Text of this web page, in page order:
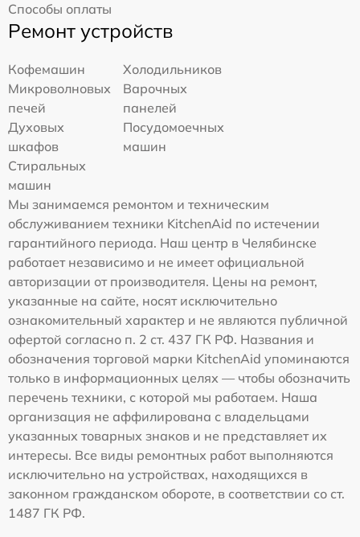
Способы оплаты
Ремонт устройств
Кофемашин
Холодильников
Микроволновых
печей
Варочных
панелей
Духовых
шкафов
Посудомоечных
машин
Стиральных
машин
Мы занимаемся ремонтом и техническим
обслуживанием техники KitchenAid по истечении
гарантийного периода. Наш центр в Челябинске
работает независимо и не имеет официальной
авторизации от производителя. Цены на ремонт,
указанные на сайте, носят исключительно
ознакомительный характер и не являются публичной
офертой согласно п. 2 ст. 437 ГК РФ. Названия и
обозначения торговой марки KitchenAid упоминаются
только в информационных целях — чтобы обозначить
перечень техники, с которой мы работаем. Наша
организация не аффилирована с владельцами
указанных товарных знаков и не представляет их
интересы. Все виды ремонтных работ выполняются
исключительно на устройствах, находящихся в
законном гражданском обороте, в соответствии со ст.
1487 ГК РФ.